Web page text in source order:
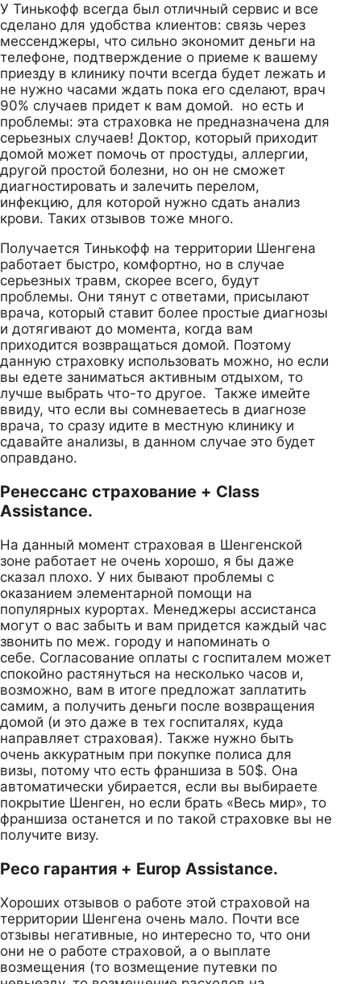
У Тинькофф всегда был отличный сервис и все
сделано для удобства клиентов: связь через
мессенджеры, что сильно экономит деньги на
телефоне, подтверждение о приеме к вашему
приезду в клинику почти всегда будет лежать и
не нужно часами ждать пока его сделают, врач
90% случаев придет к вам домой. но есть и
проблемы: эта страховка не предназначена для
серьезных случаев! Доктор, который приходит
домой может помочь от простуды, аллергии,
другой простой болезни, но он не сможет
диагностировать и залечить перелом,
инфекцию, для которой нужно сдать анализ
крови. Таких отзывов тоже много.
Получается Тинькофф на территории Шенгена
работает быстро, комфортно, но в случае
серьезных травм, скорее всего, будут
проблемы. Они тянут с ответами, присылают
врача, который ставит более простые диагнозы
и дотягивают до момента, когда вам
приходится возвращаться домой. Поэтому
данную страховку использовать можно, но если
вы едете заниматься активным отдыхом, то
лучше выбрать что-то другое. Также имейте
ввиду, что если вы сомневаетесь в диагнозе
врача, то сразу идите в местную клинику и
сдавайте анализы, в данном случае это будет
оправдано.
Ренессанс страхование + Class
Assistance.
На данный момент страховая в Шенгенской
зоне работает не очень хорошо, я бы даже
сказал плохо. У них бывают проблемы с
оказанием элементарной помощи на
популярных курортах. Менеджеры ассистанса
могут о вас забыть и вам придется каждый час
звонить по меж. городу и напоминать о
себе. Согласование оплаты с госпиталем может
спокойно растянуться на несколько часов и,
возможно, вам в итоге предложат заплатить
самим, а получить деньги после возвращения
домой (и это даже в тех госпиталях, куда
направляет страховая). Также нужно быть
очень аккуратным при покупке полиса для
визы, потому что есть франшиза в 50$. Она
автоматически убирается, если вы выбираете
покрытие Шенген, но если брать «Весь мир», то
франшиза останется и по такой страховке вы не
получите визу.
Ресо гарантия + Europ Assistance.
Хороших отзывов о работе этой страховой на
территории Шенгена очень мало. Почти все
отзывы негативные, но интересно то, что они
они не о работе страховой, а о выплате
возмещения (то возмещение путевки по